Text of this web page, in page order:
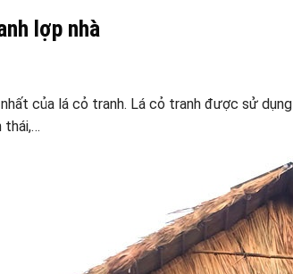
lợp nhà
của lá cỏ tranh. Lá cỏ tranh được sử
thái,…